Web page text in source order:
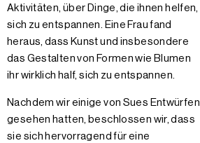
Aktivitäten, über Dinge, die ihnen helfen,
sich zu entspannen. Eine Frau fand
heraus, dass Kunst und insbesondere
das Gestalten von Formen wie Blumen
ihr wirklich half, sich zu entspannen.
Nachdem wir einige von Sues Entwürfen
gesehen hatten, beschlossen wir, dass
sie sich hervorragend für eine